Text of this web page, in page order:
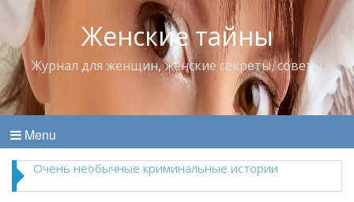
Женские тайны
Журнал для женщин, женские секреты, советы
Menu
Владимир Набоков — повелитель Лоллит